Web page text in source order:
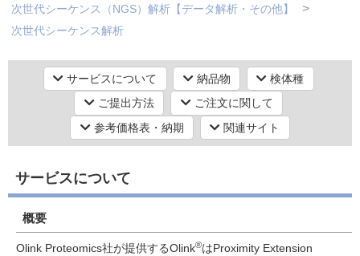
次世代シーケンス（NGS）解析【データ解析・その他】
次世代シーケンス解析
次世代シーケンス（NGS）解析【ゲノムDNAシーケンス】
高感度プロテオーム解析
タンパク質工学
プロテオミクス（タンパク質解析）
プロテオーム解析・タンパク質網羅的同定・LC-MS分析・配列解
タンパク質工学
プロテオミクス（タンパク質解析）
血漿プロテオーム解析
サービスについて 納品物
検体種
ご提出方法
ご注文に関して
参考価格表・納期
関連サイト
サービスについて
概要
Olink Proteomics社が提供するOlink®はProximity Extension
ご利用ガイド
研究機器オンライン
ラボプランニング
ワケンG オンラインショップ